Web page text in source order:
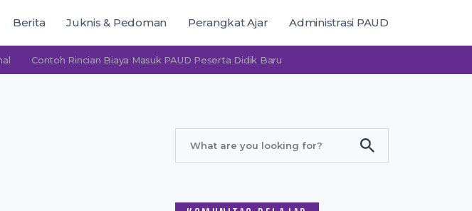
Berita Juknis & Pedoman Perangkat Ajar Administrasi PAUD
Contoh Rincian Biaya Masuk PAUD Peserta Didik Baru